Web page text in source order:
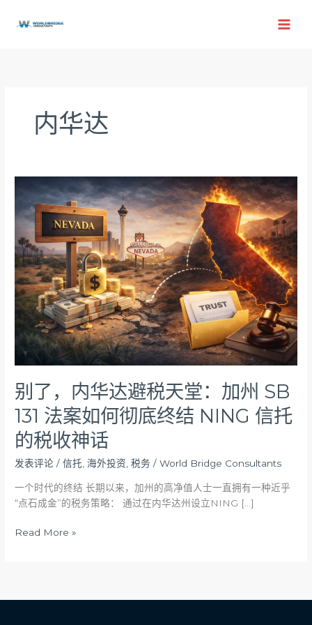
内华达
别了，内华达避税天堂：加州 SB
131 法案如何彻底终结 NING 信托
的税收神话
发表评论 /信托 ,海外投资 ,税务 /World Bridge Consultants
一个时代的终结 长期以来，加州的高净值人士一直拥有一种近乎
“点石成金”的税务策略： 通过在内华达州设立NING […]
内
达
避
税
天
堂：
加
州
SB
131
法
案
如
何
彻
底
结
NING
托
神
Read More »